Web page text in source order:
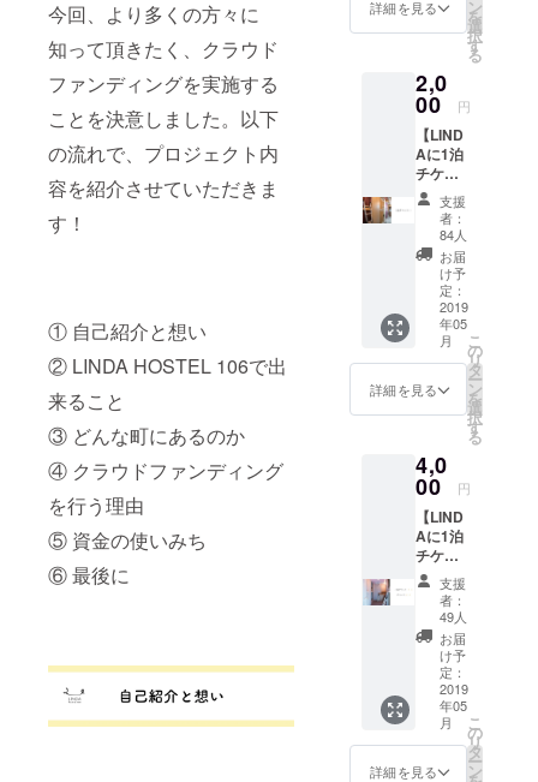
今回、より多くの方々に
知って頂きたく、クラウド
ファンディングを実施する
ことを決意しました。以下
の流れで、プロジェクト内
容を紹介させていただきま
す！
① 自己紹介と想い
② LINDA HOSTEL 106で出
来ること
③ どんな町にあるのか
④ クラウドファンディング
を行う理由
⑤ 資金の使いみち
⑥ 最後に
ケット
の受け
能
詳細を見る ン
を
選
択
す
る
2,0
00 円
【LIND
Aに1泊
チケッ
ト1枚】
※ 有効
期限1年
（2019/
05/01 -
2020/04
/30） ※
友人・
知人へ
の受け
渡し可
能です
※ リネ
500円
（税
抜）は
別途か
かりま
す ※ 交
通費は
含まれ
ており
ません
支援
者：
84人
お届
け予
定：
2019
年05
月
詳細を見る
こ
の
リ
タ
ー
ン
を
選
択
す
る
4,0
00 円
【LIND
Aに1泊
チケッ
ト2枚＋
ドリン
クチ
ケット3
枚】 ※
有効期
限1年
（2019/
05/01 -
2020/04
/30） ※
支援
者：
49人
お届
け予
定：
2019
年05
月
詳細を見る
こ
の
リ
タ
ー
ン